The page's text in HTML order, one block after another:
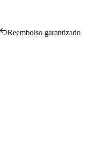
Reembolso garantizado